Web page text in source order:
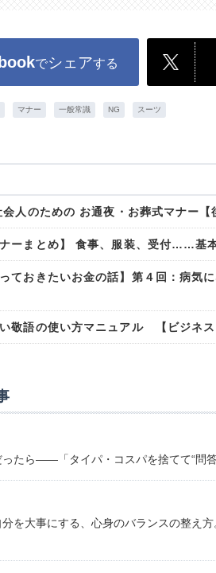
でシェアする
マナー 一般常識 NG スーツ
人のための お通夜・お葬式マナー【
ナーまとめ】 食事、服装、受付……基
ておきたいお金の話】第４回：病気
敬語の使い方マニュアル 【ビジネ
たら――「タイパ・コスパを捨てて“問答
を大事にする、心身のバランスの整え